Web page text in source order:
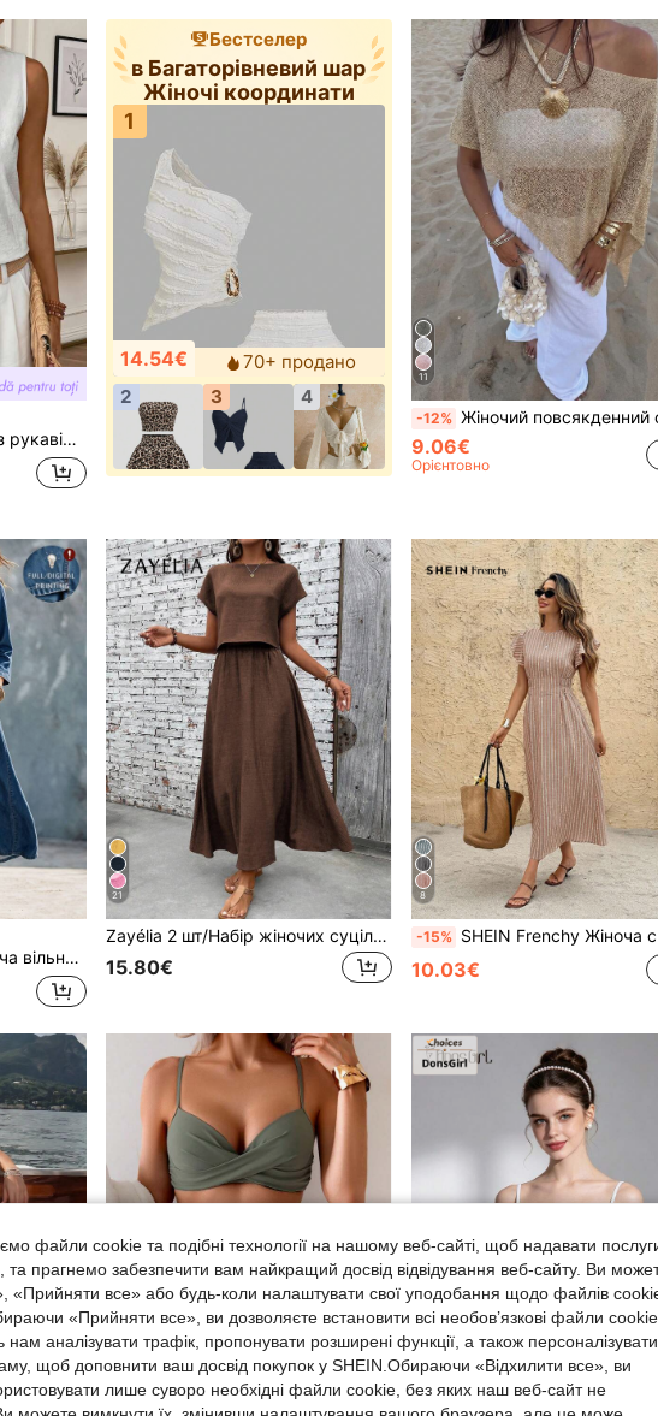
мережива
Бестселер
в Багаторівневий шар
Жіночі координати
1
14.54€
70+ продано
2
3 4
11
-12% Жіночий повсякденний сексуальний блискучий легкий однотонний в'язаний топ-накидка з вирізами, з рукавами <<крило кажана», асиметричним подолом, у стилі кейпа, для літньої відпустки на пляжі, музичного фестивалю, відпочинку за містом, повсякденних прогулянок,
9.06€
Орієнтовно
і довгими рукавами
21
Zayélia 2 шт/Набір жіночих суцільних блузок та спідниць з круглим вирізом та рукавами "летюча миша" та повсякденним літнім одягом
15.80€
8
-15% SHEIN Frenchy Жіноча смугаста сукня середньої довжини з круглим вирізом, короткими
10.03€
36
файли cookie та подібні технології на нашому веб-сайті, щоб надавати
та прагнемо забезпечити вам найкращий досвід відвідування веб-сайту. Ви
«Прийняти все» або будь-коли налаштувати свої уподобання щодо файлів
«Прийняти все», ви дозволяєте встановити всі необов’язкові файли cookie,
нам аналізувати трафік, пропонувати розширені функції, а також персоналізувати
щоб доповнити ваш досвід покупок у SHEIN.Обираючи «Відхилити все», ви
лише суворо необхідні файли cookie, без яких наш веб-сайт не